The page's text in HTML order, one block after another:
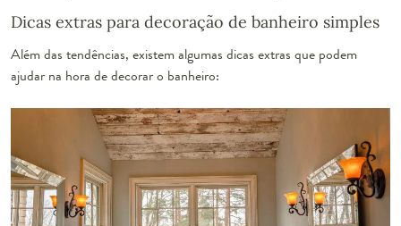
Dicas extras para decoração de banheiro simples
Além das tendências, existem algumas dicas extras que podem
ajudar na hora de decorar o banheiro: